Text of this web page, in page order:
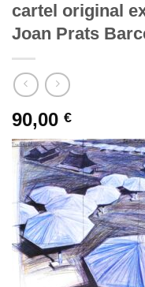
cartel original
Joan Prats
90,00 €